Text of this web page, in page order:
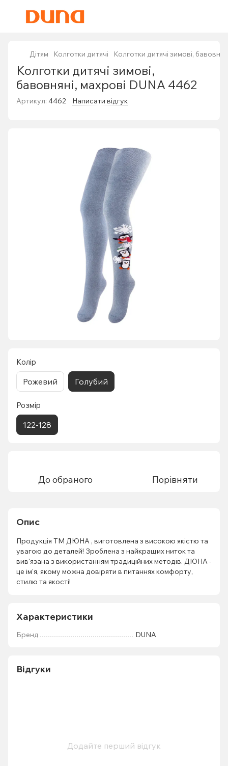
Дітям Колготки дитячі Колготки дитячі зимові,
Колготки дитячі зимові,
бавовняні, махрові DUNA 4462
Артикул: 4462 Написати відгук
Колір
Рожевий Голубий
Розмір
122-128
До обраного Порівняти
Опис
Продукція ТМ ДЮНА , виготовлена з високою якістю та
увагою до деталей! Зроблена з найкращих ниток та
вив'язана з використанням традиційних методів. ДЮНА -
це ім'я, якому можна довіряти в питаннях комфорту,
стилю та якості!
Характеристики
Бренд DUNA
Відгуки
Додайте перший відгук